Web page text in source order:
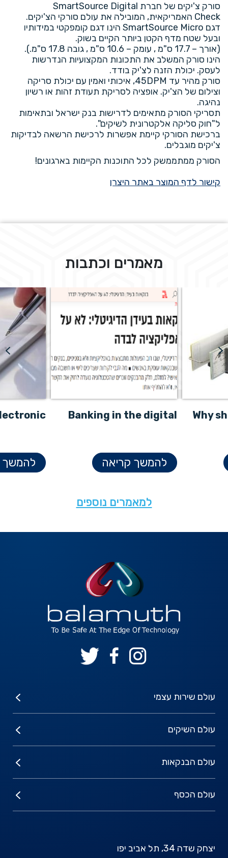
סורק צ'יקים של חברת SmartSource Digital
Check האמריקאית, המובילה את עולם סורקי הצ'יקים.
דגם SmartSource Micro הינו דגם קומפקטי במידותיו
ובעל שטח מדף הקטן ביותר הקיים בשוק.
(אורך – 17.7 ס"מ , עומק – 10.6 ס"מ , גובה 17.8 ס"מ.).
הינו סורק המשלב את התכונות המקצועיות הנדרשות
לעסק. יכולת הזנה לצ'יק בודד.
סורק מהיר עד 45DPM, איכותי ואמין עם יכולת סריקה
וצילום של הצ'יק. אופציה לסריקת תעודת זהות או רשיון
נהיגה.
תסריקי הסורק מתאימים לדרישות בנק ישראל ובתאימות
ל"חוק סליקה אלקטרונית לשיקים".
ברכישת הסורקי קיימת אפשרות לרכישת הרשאה לבדיקות
צ'יקים מוגבלים.
הסורק ממתממשק לכל התוכנות הקיימות בארגונים!
קישור לדף המוצר באתר היצרן
מאמרים וכתבות
Why
Banking in the digital
להמשך קריאה להמשך
למאמרים נוספים
עולם שירות עצמי
עולם השיקים
עולם הבנקאות
עולם הכסף
יצחק שדה 34, תל אביב יפו